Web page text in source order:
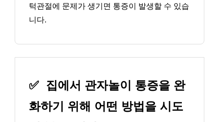
턱관절에 문제가 생기면 통증이 발생할 수 있습
니다.
✅ 집에서 관자놀이 통증을 완
화하기 위해 어떤 방법을 시도